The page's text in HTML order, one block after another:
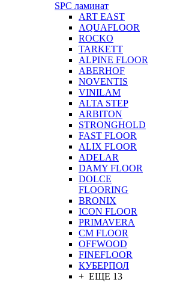
SPC ламинат
ART EAST
AQUAFLOOR
ROCKO
TARKETT
ALPINE FLOOR
ABERHOF
NOVENTIS
VINILAM
ALTA STEP
ARBITON
STRONGHOLD
FAST FLOOR
ALIX FLOOR
ADELAR
DAMY FLOOR
DOLCE
FLOORING
BRONIX
ICON FLOOR
PRIMAVERA
CM FLOOR
OFFWOOD
FINEFLOOR
КУБЕРПОЛ
+ ЕЩЕ 13